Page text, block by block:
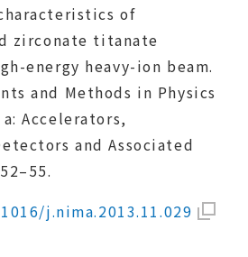
of
zirconate titanate
energy heavy-ion beam.
and Methods in Physics
Accelerators,
and Associated
j.nima.2013.11.029